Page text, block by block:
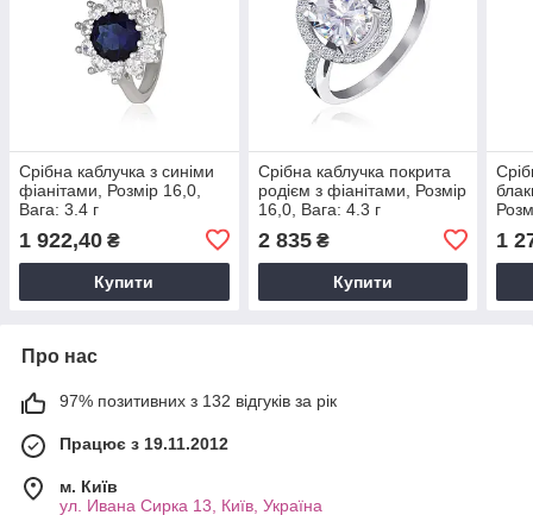
Срібна каблучка з синіми
фіанітами, Розмір 16,0,
Вага: 3.4 г
1 922,40 ₴
Купити
Срібна каблучка покрита
родієм з фіанітами, Розмір
16,0, Вага: 4.3 г
2 835₴
Купити
1
Про нас
97% позитивних з 132 відгуків за рік
Працює з 19.11.2012
м. Київ
ул. Ивана Сирка 13, Київ, Україна